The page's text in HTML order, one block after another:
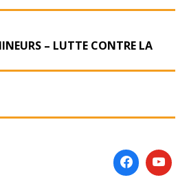
– LUTTE CONTRE LA